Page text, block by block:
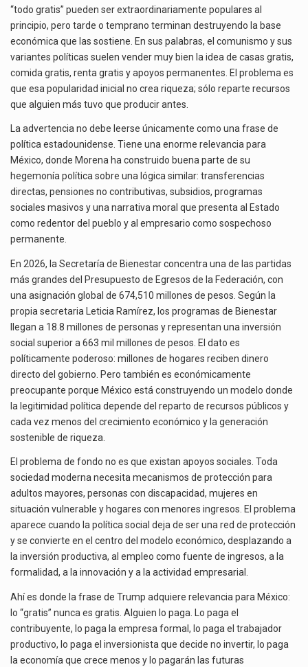
“todo gratis” pueden ser extraordinariamente populares al
principio, pero tarde o temprano terminan destruyendo la base
económica que las sostiene. En sus palabras, el comunismo y sus
variantes políticas suelen vender muy bien la idea de casas gratis,
comida gratis, renta gratis y apoyos permanentes. El problema es
que esa popularidad inicial no crea riqueza; sólo reparte recursos
que alguien más tuvo que producir antes.
La advertencia no debe leerse únicamente como una frase de
política estadounidense. Tiene una enorme relevancia para
México, donde Morena ha construido buena parte de su
hegemonía política sobre una lógica similar: transferencias
directas, pensiones no contributivas, subsidios, programas
sociales masivos y una narrativa moral que presenta al Estado
como redentor del pueblo y al empresario como sospechoso
permanente.
En 2026, la Secretaría de Bienestar concentra una de las partidas
más grandes del Presupuesto de Egresos de la Federación, con
una asignación global de 674,510 millones de pesos. Según la
propia secretaria Leticia Ramírez, los programas de Bienestar
llegan a 18.8 millones de personas y representan una inversión
social superior a 663 mil millones de pesos. El dato es
políticamente poderoso: millones de hogares reciben dinero
directo del gobierno. Pero también es económicamente
preocupante porque México está construyendo un modelo donde
la legitimidad política depende del reparto de recursos públicos y
cada vez menos del crecimiento económico y la generación
sostenible de riqueza.
El problema de fondo no es que existan apoyos sociales. Toda
sociedad moderna necesita mecanismos de protección para
adultos mayores, personas con discapacidad, mujeres en
situación vulnerable y hogares con menores ingresos. El problema
aparece cuando la política social deja de ser una red de protección
y se convierte en el centro del modelo económico, desplazando a
la inversión productiva, al empleo como fuente de ingresos, a la
formalidad, a la innovación y a la actividad empresarial.
Ahí es donde la frase de Trump adquiere relevancia para México:
lo “gratis” nunca es gratis. Alguien lo paga. Lo paga el
contribuyente, lo paga la empresa formal, lo paga el trabajador
productivo, lo paga el inversionista que decide no invertir, lo paga
la economía que crece menos y lo pagarán las futuras